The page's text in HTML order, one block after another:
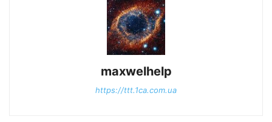
maxwelhelp
https://ttt.1ca.com.ua